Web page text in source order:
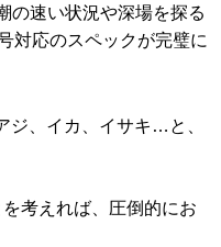
の速い状況や深場を探る
対応のスペックが完璧に
ジ、イカ、イサキ…と、
考えれば、圧倒的にお